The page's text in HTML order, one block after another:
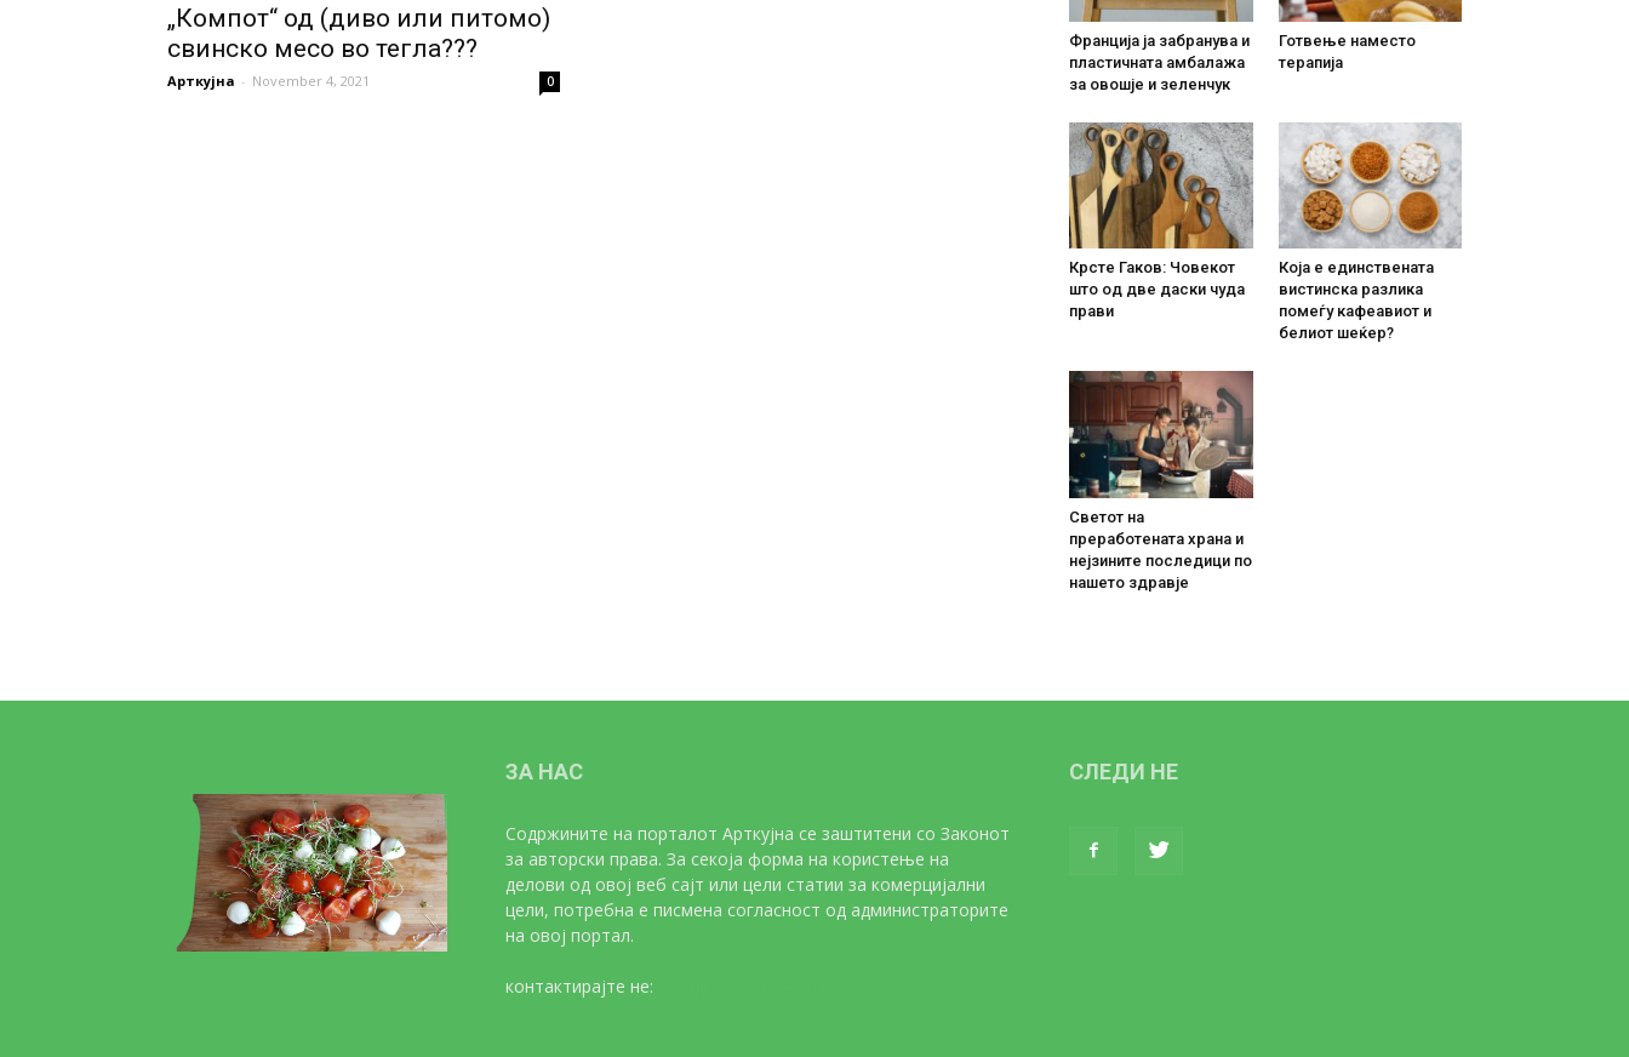
„Компот“ од (диво или питомо)
свинско месо во тегла???
Арткујна - November 4, 2021 0
Франција ја забранува и
пластичната амбалажа
за овошје и зеленчук
Готвење наместо
терапија
Крсте Гаков: Човекот
што од две даски чуда
прави
Која е единствената
вистинска разлика
помеѓу кафеавиот и
белиот шеќер?
Светот на
преработената храна и
нејзините последици по
нашето здравје
ЗА НАС
Содржините на порталот Арткујна се заштитени со Законот
за авторски права. За секоја форма на користење на
делови од овој веб сајт или цели статии за комерцијални
цели, потребна е писмена согласност од администраторите
на овој портал.
контактирајте не:
СЛЕДИ НЕ